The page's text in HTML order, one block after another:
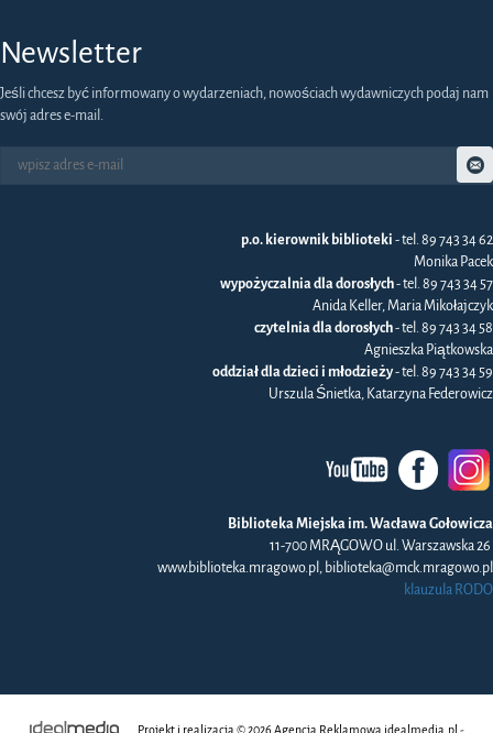
Newsletter
Jeśli chcesz być informowany o wydarzeniach, nowościach wydawniczych podaj nam
swój adres e-mail.
p.o. kierownik biblioteki - tel. 89 743 34 62
Monika Pacek
wypożyczalnia dla dorosłych- tel. 89 743 34 57
Anida Keller, Maria Mikołajczyk
czytelnia dla dorosłych- tel. 89 743 34 58
Agnieszka Piątkowska
oddział dla dzieci i młodzieży- tel. 89 743 34 59
Urszula Śnietka, Katarzyna Federowicz
Biblioteka Miejska im. Wacława Gołowicza
11-700 MRĄGOWO ul. Warszawska 26
www.biblioteka.mragowo.pl, biblioteka@mck.mragowo.pl
klauzula RODO
Projekt i realizacja © 2026 Agencja Reklamowa idealmedia.pl -